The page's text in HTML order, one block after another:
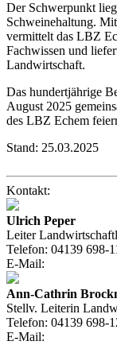
Der Schwerpunkt
Schweinehaltung.
vermittelt das LBZ
Fachwissen und
Landwirtschaft.
Das hundertjährige
August 2025
des LBZ Echem
Stand: 25.03.2025
Kontakt:
Ulrich Peper
Leiter
Telefon: 04139 698-
E-Mail:
Ann-Cathrin
Stellv. Leiterin
Telefon: 04139 698-
E-Mail: